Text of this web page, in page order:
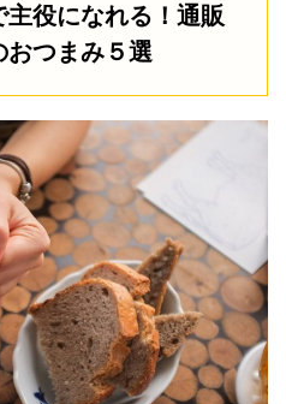
役になれる！通販
おつまみ５選